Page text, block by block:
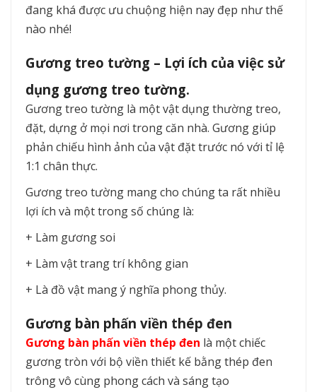
đang khá được ưu chuộng hiện nay đẹp như thế
nào nhé!
Gương treo tường – Lợi ích của việc sử
dụng gương treo tường.
Gương treo tường là một vật dụng thường treo,
đặt, dựng ở mọi nơi trong căn nhà. Gương giúp
phản chiếu hình ảnh của vật đặt trước nó với tỉ lệ
1:1 chân thực.
Gương treo tường mang cho chúng ta rất nhiều
lợi ích và một trong số chúng là:
+ Làm gương soi
+ Làm vật trang trí không gian
+ Là đồ vật mang ý nghĩa phong thủy.
Gương bàn phấn viền thép đen
Gương bàn phấn viền thép đen là một chiếc
gương tròn với bộ viền thiết kế bằng thép đen
trông vô cùng phong cách và sáng tạo